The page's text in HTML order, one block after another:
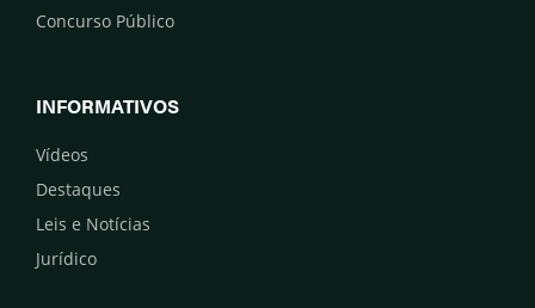
Concurso Público
INFORMATIVOS
Vídeos
Destaques
Leis e Notícias
Jurídico